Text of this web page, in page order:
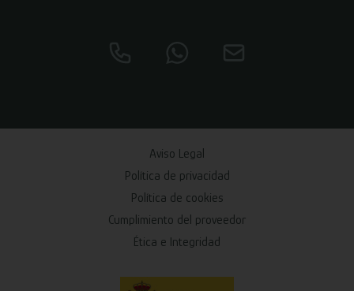
Aviso Legal
Política de privacidad
Política de cookies
Cumplimiento del proveedor
Ética e Integridad